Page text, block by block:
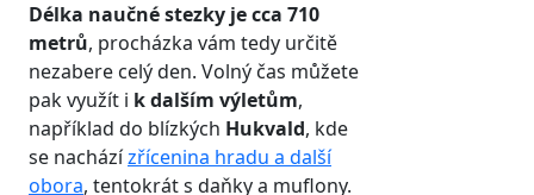
Délka naučné stezky je cca 710
metrů, procházka vám tedy určitě
nezabere celý den. Volný čas můžete
pak využít i k dalším výletům,
například do blízkých Hukvald, kde
se nacházízřícenina hradu a další
obora, tentokrát s daňky a muflony.